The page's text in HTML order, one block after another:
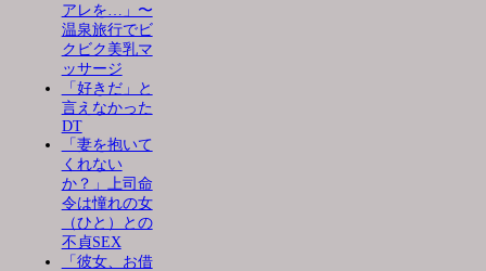
アレを…」〜
温泉旅行でビ
クビク美乳マ
ッサージ
「好きだ」と
言えなかった
DT
「妻を抱いて
くれない
か？」上司命
令は憧れの女
（ひと）との
不貞SEX
「彼女、お借